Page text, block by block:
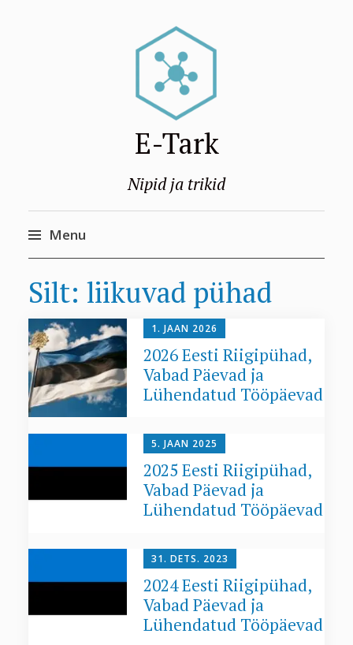
E-Tark
Nipid ja trikid
Menu
to
Silt: liikuvad pühad
1. JAAN 2026
2026 Eesti Riigipühad,
Vabad Päevad ja
Lühendatud Tööpäevad
5. JAAN 2025
2025 Eesti Riigipühad,
Vabad Päevad ja
Lühendatud Tööpäevad
31. DETS. 2023
2024 Eesti Riigipühad,
Vabad Päevad ja
Lühendatud Tööpäevad